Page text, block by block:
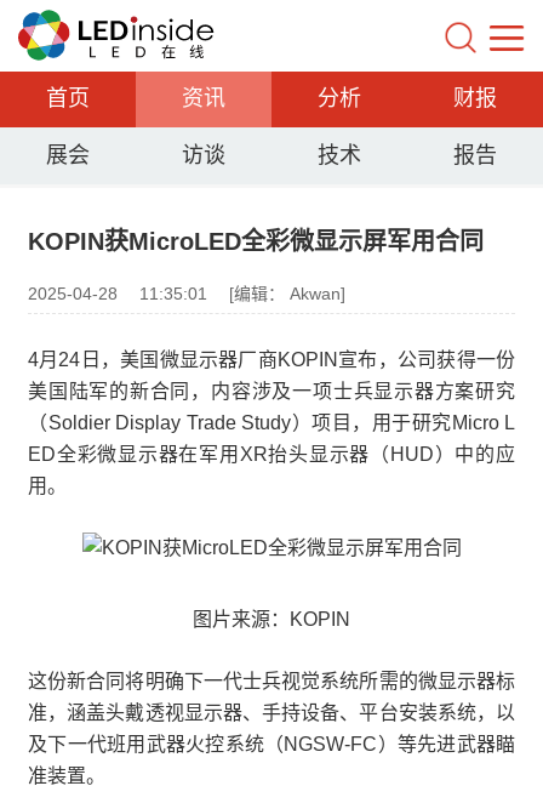
首页 资讯 分析 财报
展会 访谈 技术 报告
KOPIN获MicroLED全彩微显示屏军用合同
2025-04-28 11:35:01 [编辑： Akwan]
4月24日，美国微显示器厂商KOPIN宣布，公司获得一份
美国陆军的新合同，内容涉及一项士兵显示器方案研究
（Soldier Display Trade Study）项目，用于研究Micro L
ED全彩微显示器在军用XR抬头显示器（HUD）中的应
用。
图片来源：KOPIN
这份新合同将明确下一代士兵视觉系统所需的微显示器标
准，涵盖头戴透视显示器、手持设备、平台安装系统，以
及下一代班用武器火控系统（NGSW-FC）等先进武器瞄
准装置。